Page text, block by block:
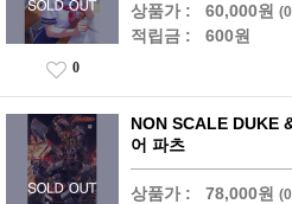
상품가 : 60,000원
적립금 : 600원
0
NON SCALE DUKE
어 파츠
상품가 : 78,000원